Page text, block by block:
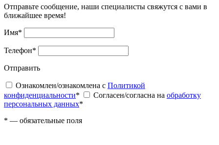
Отправьте сообщение, наши специалисты свяжутся с вами в
ближайшее время!
Имя*
Телефон*
Отправить
Ознакомлен/ознакомлена с Политикой
конфиденциальности* Согласен/согласна на обработку
персональных данных*
* — обязательные поля